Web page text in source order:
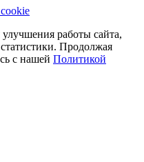
работы сайта,
Продолжая
с нашей Политикой